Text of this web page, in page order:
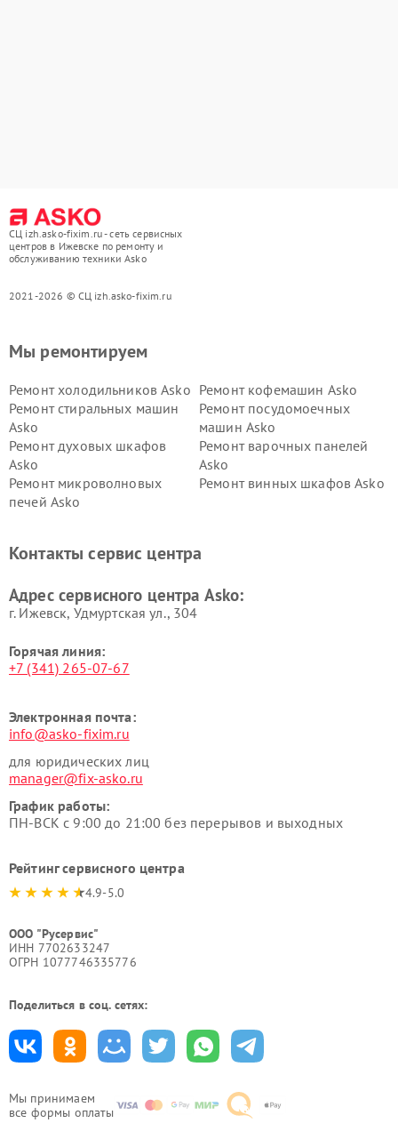
СЦ izh.asko-fixim.ru - сеть сервисных
центров в Ижевске по ремонту и
обслуживанию техники Asko
2021-2026 © СЦ izh.asko-fixim.ru
Мы принимаем
все формы оплаты
Мы ремонтируем
Ремонт холодильников Asko Ремонт кофемашин Asko
Ремонт стиральных машин
Asko
Ремонт посудомоечных
машин Asko
Ремонт духовых шкафов
Asko
Ремонт варочных панелей
Asko
Ремонт микроволновых
печей Asko
Ремонт винных шкафов Asko
Ремонт подогревателей
Ремонт промышленных
Asko
Контакты сервис центра
Адрес сервисного центра Asko:
г. Ижевск, Удмуртская ул., 304
Горячая линия:
+7 (341) 265-07-67
Электронная почта:
info@asko-fixim.ru
для юридических лиц
manager@fix-asko.ru
График работы:
ПН-ВСК с 9:00 до 21:00 без перерывов и выходных
Рейтинг сервисного центра
4.9-5.0
ООО "Русервис"
ИНН 7702633247
ОГРН 1077746335776
Поделиться в соц. сетях: